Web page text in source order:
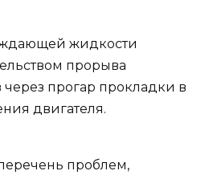
жидкости
прорыва
через прогар прокладки в
двигателя.
проблем,